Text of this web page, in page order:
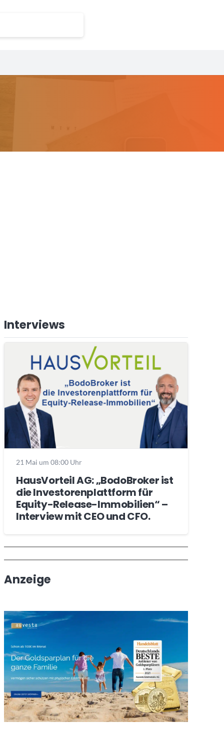
Interviews
21 Mai um 08:00 Uhr
HausVorteil AG: „BodoBroker ist
die Investorenplattform für
Equity-Release-Immobilien“ –
Interview mit CEO und CFO.
Wochenrückblick
Trendthemen
Anzeige